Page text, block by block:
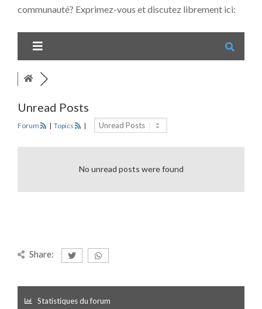
communauté? Exprimez-vous et discutez librement ici:
Unread Posts
Forum | Topics |
No unread posts were found
Share:
Statistiques du forum